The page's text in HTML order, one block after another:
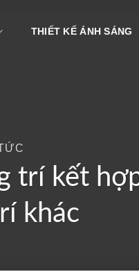
THIẾT KẾ ÁNH SÁNG
trí kết
khác